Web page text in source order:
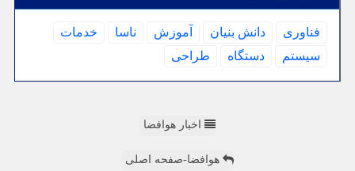
فناوری دانش بنیان آموزش ناسا
خدمات
سیستم
دستگاه طراحی
اخبار هوافضا
هوافضا-صفحه اصلی